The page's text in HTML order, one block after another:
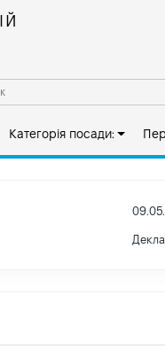
Категорія посади: